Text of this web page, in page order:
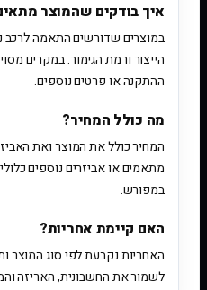
איך בודקים שהמוצר
במוצרים שדורשים התאמה לרכב
הייצור ורמת הגימור. במקרים
ההתקנה או פרטים נוספים.
מה כולל המחיר?
המחיר כולל את המוצר ואת
מתאמים או אביזרים נוספים
במפורש.
האם קיימת אחריות?
האחריות נקבעת לפי סוג המוצר
לשמור את החשבונית, האריזה